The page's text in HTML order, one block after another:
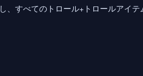
すべてのトロール+トロールアイテ